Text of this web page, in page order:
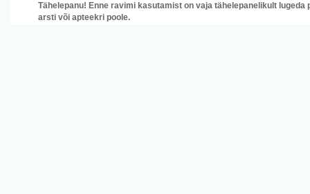
Tähelepanu! Enne ravimi kasutamist on vaja tähelepanelikult
arsti või apteekri poole.